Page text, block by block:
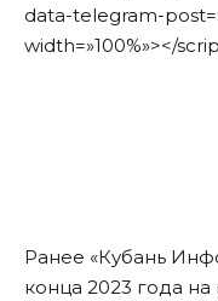
data-telegram-
width=»100%»></
Ранее «Кубань
конца 2023 года на